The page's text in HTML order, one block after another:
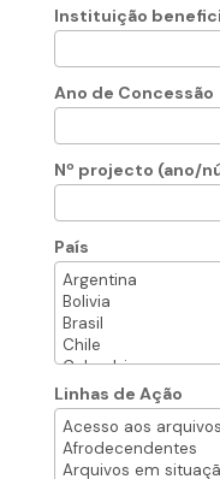
Instituição
Ano de Concessão
Nº projecto (ano/
País
Linhas de Ação